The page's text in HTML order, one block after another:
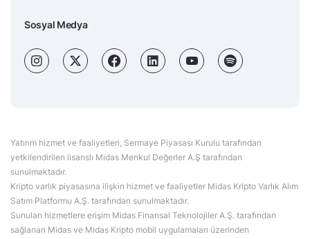
Sosyal Medya
Yatırım hizmet ve faaliyetleri, Sermaye Piyasası Kurulu tarafından
yetkilendirilen lisanslı Midas Menkul Değerler A.Ş tarafından
sunulmaktadır.
Kripto varlık piyasasına ilişkin hizmet ve faaliyetler Midas Kripto Varlık Alım
Satım Platformu A.Ş. tarafından sunulmaktadır.
Sunulan hizmetlere erişim Midas Finansal Teknolojiler A.Ş. tarafından
sağlanan Midas ve Midas Kripto mobil uygulamaları üzerinden